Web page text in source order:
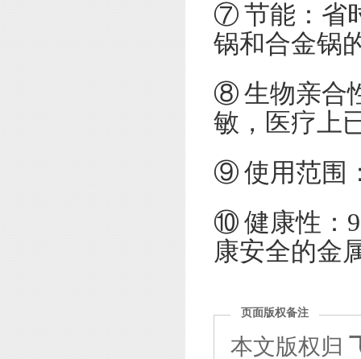
⑦ 节能：省
锅和合金锅
⑧ 生物亲合
敏，医疗上
⑨ 使用范围
⑩ 健康性：
康安全的金
页面版权备注
本文版权归